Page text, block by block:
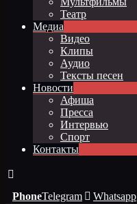
Театр
Медиа
Видео
Клипы
Аудио
Тексты песен
Новости
Афиша
Пресса
Интервью
Спорт
Контакты
PhoneTelegram Whatsapp